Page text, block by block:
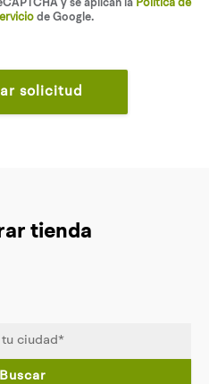
y se aplican la Política de
de Google.
solicitud
tienda
Buscar